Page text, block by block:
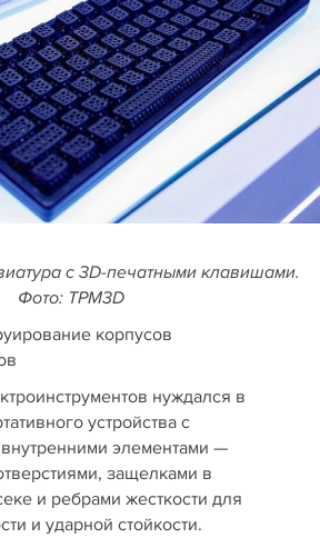
с 3D-печатными клавишами.
Фото: TPM3D
корпусов
нуждался в
устройства с
элементами —
защелками в
и ребрами жесткости для
и ударной стойкости.